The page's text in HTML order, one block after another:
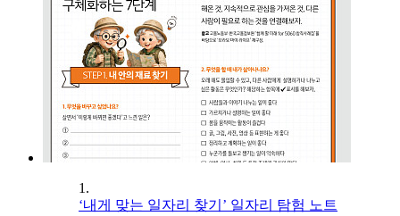
1.
‘내게 맞는 일자리 찾기’ 일자리 탐험 노트